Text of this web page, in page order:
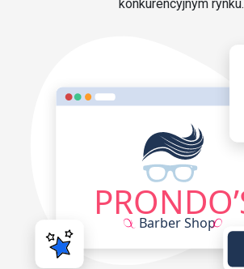
konkurencyjnym rynku.